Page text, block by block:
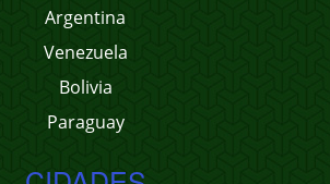
Argentina
Venezuela
Bolivia
Paraguay